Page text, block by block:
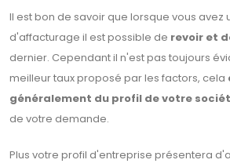
Il est bon de savoir que lorsque vous avez
d'affacturage il est possible de revoir et
dernier. Cependant il n'est pas toujours
meilleur taux proposé par les factors, cela
généralement du profil de votre
de votre demande.
Plus votre profil d'entreprise présentera